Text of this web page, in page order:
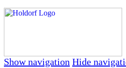
Show navigation Hide